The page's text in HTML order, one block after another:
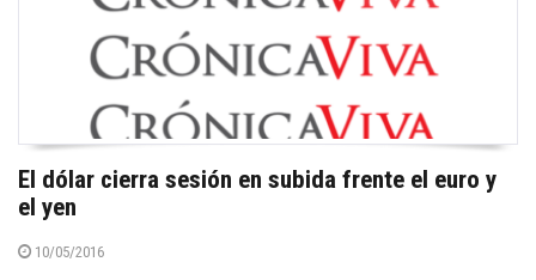
El dólar cierra sesión en subida frente el euro y
el yen
10/05/2016